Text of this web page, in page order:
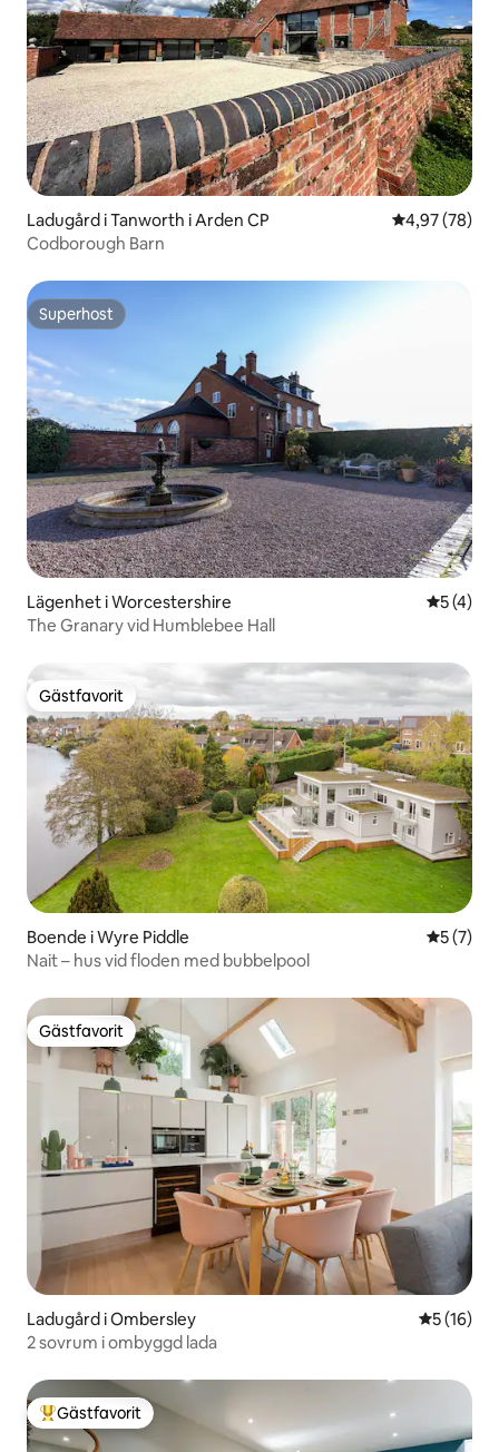
Ladugård i Tanworth i Arden CP 4,97 av 5 i
4,97 (78)
Codborough Barn
Superhost
Superhost
Lägenhet i Worcestershire 5 av 5 i
5 (4)
The Granary vid Humblebee Hall
Gästfavorit
Gästfavorit
Boende i Wyre Piddle 5 av 5 i
5 (7)
Nait – hus vid floden med bubbelpool
Gästfavorit
Gästfavorit
Ladugård i Ombersley 5 av 5 i
5 (16)
2 sovrum i ombyggd lada
Populär gästfavorit
Gästfavorit